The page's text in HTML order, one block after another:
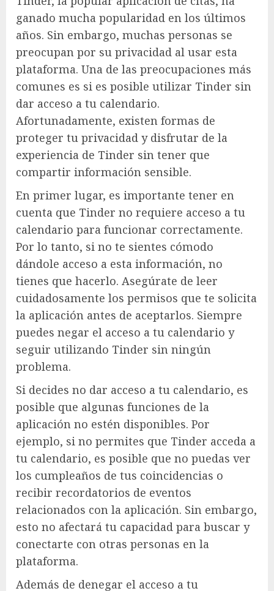
ganado mucha popularidad en los últimos
años. Sin embargo, muchas personas se
preocupan por su privacidad al usar esta
plataforma. Una de las preocupaciones más
comunes es si es posible utilizar Tinder sin
dar acceso a tu calendario.
Afortunadamente, existen formas de
proteger tu privacidad y disfrutar de la
experiencia de Tinder sin tener que
compartir información sensible.
En primer lugar, es importante tener en
cuenta que Tinder no requiere acceso a tu
calendario para funcionar correctamente.
Por lo tanto, si no te sientes cómodo
dándole acceso a esta información, no
tienes que hacerlo. Asegúrate de leer
cuidadosamente los permisos que te solicita
la aplicación antes de aceptarlos. Siempre
puedes negar el acceso a tu calendario y
seguir utilizando Tinder sin ningún
problema.
Si decides no dar acceso a tu calendario, es
posible que algunas funciones de la
aplicación no estén disponibles. Por
ejemplo, si no permites que Tinder acceda a
tu calendario, es posible que no puedas ver
los cumpleaños de tus coincidencias o
recibir recordatorios de eventos
relacionados con la aplicación. Sin embargo,
esto no afectará tu capacidad para buscar y
conectarte con otras personas en la
plataforma.
Además de denegar el acceso a tu